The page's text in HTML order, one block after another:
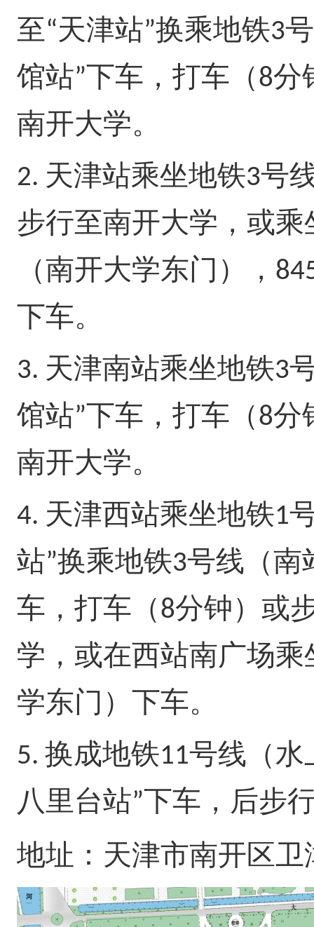
至“天津站”换乘地铁3
馆站”下车，打车（8分
南开大学。
2. 天津站乘坐地铁3号
步行至南开大学，或乘
（南开大学东门），
下车。
3. 天津南站乘坐地铁3
馆站”下车，打车（8分
南开大学。
4. 天津西站乘坐地铁1
站”换乘地铁3号线（南
车，打车（8分钟）或
学，或在西站南广场乘
学东门）下车。
5. 换成地铁11号线（水
八里台站”下车，后步
地址：天津市南开区卫